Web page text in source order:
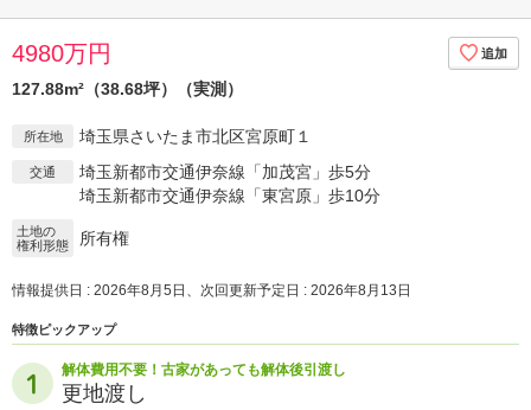
4980万円
127.88m²（38.68坪）（実測）
所在地 埼玉県さいたま市北区宮原町１
交通
埼玉新都市交通伊奈線「加茂宮」歩5分
埼玉新都市交通伊奈線「東宮原」歩10分
土地の
権利形態
所有権
情報提供日 : 2026年8月5日、次回更新予定日 : 2026年8月13日
特徴ピックアップ
解体費用不要！古家があっても解体後引渡し
更地渡し